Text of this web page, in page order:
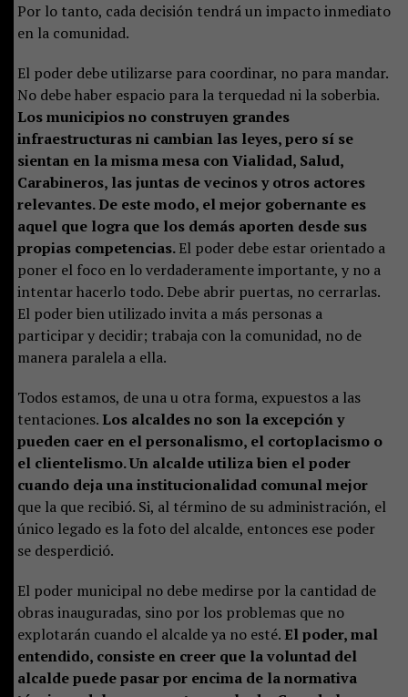
Por lo tanto, cada decisión tendrá un impacto inmediato
en la comunidad.
El poder debe utilizarse para coordinar, no para mandar.
No debe haber espacio para la terquedad ni la soberbia.
Los municipios no construyen grandes
infraestructuras ni cambian las leyes, pero sí se
sientan en la misma mesa con Vialidad, Salud,
Carabineros, las juntas de vecinos y otros actores
relevantes. De este modo, el mejor gobernante es
aquel que logra que los demás aporten desde sus
propias competencias.El poder debe estar orientado a
poner el foco en lo verdaderamente importante, y no a
intentar hacerlo todo. Debe abrir puertas, no cerrarlas.
El poder bien utilizado invita a más personas a
participar y decidir; trabaja con la comunidad, no de
manera paralela a ella.
Todos estamos, de una u otra forma, expuestos a las
tentaciones. Los alcaldes no son la excepción y
pueden caer en el personalismo, el cortoplacismo o
el clientelismo. Un alcalde utiliza bien el poder
cuando deja una institucionalidad comunal mejor
que la que recibió. Si, al término de su administración, el
único legado es la foto del alcalde, entonces ese poder
se desperdició.
El poder municipal no debe medirse por la cantidad de
obras inauguradas, sino por los problemas que no
explotarán cuando el alcalde ya no esté. El poder, mal
entendido, consiste en creer que la voluntad del
alcalde puede pasar por encima de la normativa